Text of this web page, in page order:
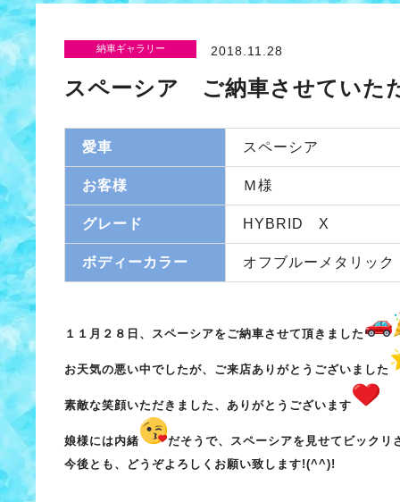
納車ギャラリー 2018.11.28
スペーシア ご納車させていた
愛車 スペーシア
お客様 Ｍ様
グレード HYBRID X
ボディーカラー オフブルーメタリッ
１１月２８日、スペーシアをご納車させて頂きました
お天気の悪い中でしたが、ご来店ありがとうございました
素敵な笑顔いただきました、ありがとうございます
娘様には内緒
だそうで、スペーシアを見せてビックリ
今後とも、どうぞよろしくお願い致します!(^^)!